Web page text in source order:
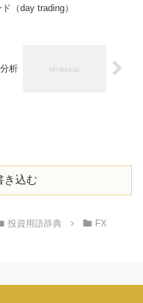
（day trading）
析
き込む
投資用語辞典 FX